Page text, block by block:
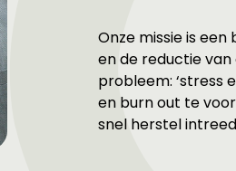
Onze missie is
en de reductie
probleem: ‘stress
en burn out te
snel herstel